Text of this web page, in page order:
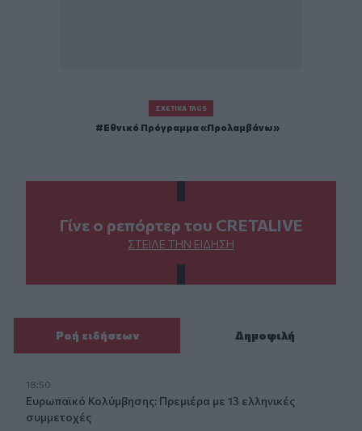
ΣΧΕΤΙΚΆ TAGS
Εθνικό Πρόγραμμα «Προλαμβάνω»
Γίνε ο ρεπόρτερ του CRETALIVE
ΣΤΕΊΛΕ ΤΗΝ ΕΊΔΗΣΗ
Ροή ειδήσεων Δημοφιλή
18:50
Ευρωπαϊκό Κολύμβησης: Πρεμιέρα με 13 ελληνικές
συμμετοχές